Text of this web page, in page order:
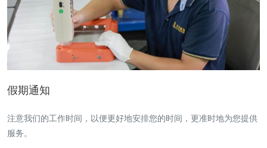
假期通知
注意我们的工作时间，以便更好地安排您的时间，更准时地为您提供
服务。